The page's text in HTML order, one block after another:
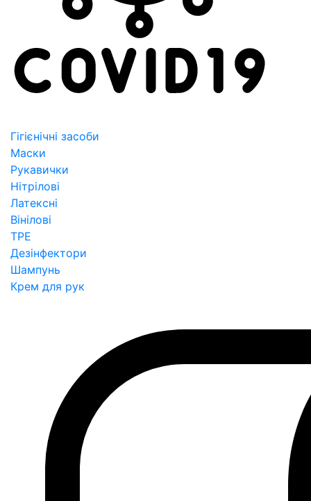
Гігієнічні засоби
Маски
Рукавички
Нітрілові
Латексні
Вінілові
TPE
Дезінфектори
Шампунь
Крем для рук